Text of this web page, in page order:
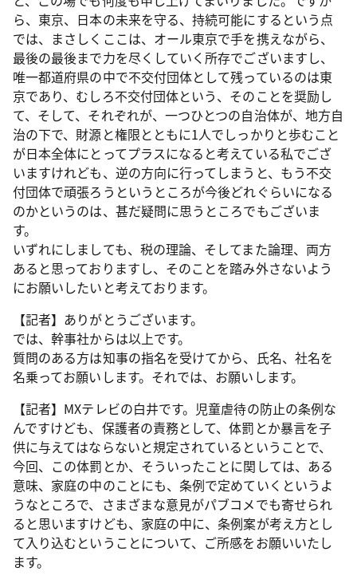
ら、東京、日本の未来を守る、持続可能にするという点
では、まさしくここは、オール東京で手を携えながら、
最後の最後まで力を尽くしていく所存でございますし、
唯一都道府県の中で不交付団体として残っているのは東
京であり、むしろ不交付団体という、そのことを奨励し
て、そして、それぞれが、一つひとつの自治体が、地方自
治の下で、財源と権限とともに1人でしっかりと歩むこと
が日本全体にとってプラスになると考えている私でござ
いますけれども、逆の方向に行ってしまうと、もう不交
付団体で頑張ろうというところが今後どれぐらいになる
のかというのは、甚だ疑問に思うところでもございま
す。
いずれにしましても、税の理論、そしてまた論理、両方
あると思っておりますし、そのことを踏み外さないよう
にお願いしたいと考えております。
【記者】ありがとうございます。
では、幹事社からは以上です。
質問のある方は知事の指名を受けてから、氏名、社名を
名乗ってお願いします。それでは、お願いします。
【記者】MXテレビの白井です。児童虐待の防止の条例な
んですけども、保護者の責務として、体罰とか暴言を子
供に与えてはならないと規定されているということで、
今回、この体罰とか、そういったことに関しては、ある
意味、家庭の中のことにも、条例で定めていくというよ
うなところで、さまざまな意見がパブコメでも寄せられ
ると思いますけども、家庭の中に、条例案が考え方とし
て入り込むということについて、ご所感をお願いいたし
ます。